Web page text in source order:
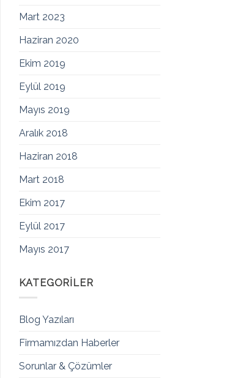
Mart 2023
Haziran 2020
Ekim 2019
Eylül 2019
Mayıs 2019
Aralık 2018
Haziran 2018
Mart 2018
Ekim 2017
Eylül 2017
Mayıs 2017
KATEGORILER
Blog Yazıları
Firmamızdan Haberler
Sorunlar & Çözümler